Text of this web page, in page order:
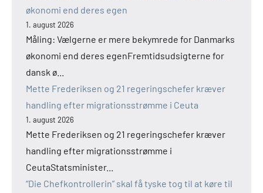
økonomi end deres egen
1. august 2026
Måling: Vælgerne er mere bekymrede for Danmarks
økonomi end deres egenFremtidsudsigterne for
dansk ø...
Mette Frederiksen og 21 regeringschefer kræver
handling efter migrationsstrømme i Ceuta
1. august 2026
Mette Frederiksen og 21 regeringschefer kræver
handling efter migrationsstrømme i
CeutaStatsminister...
“Die Chefkontrollerin” skal få tyske tog til at køre til